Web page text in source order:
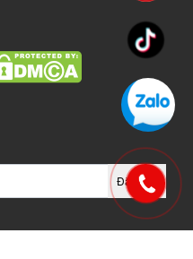
Đăng ký